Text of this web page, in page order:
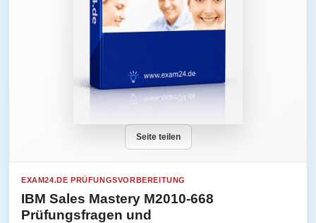
Seite teilen
EXAM24.DE PRÜFUNGSVORBEREITUNG
IBM Sales Mastery M2010-668
Prüfungsfragen und